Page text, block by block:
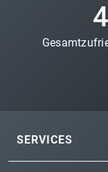
SERVICES